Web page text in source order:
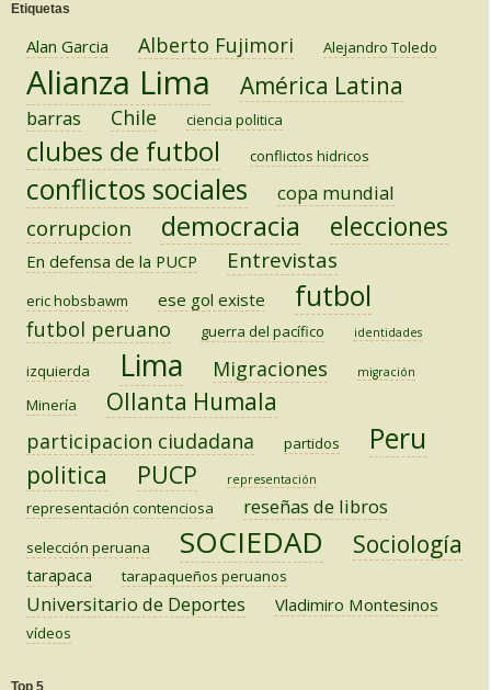
Etiquetas
Alan Garcia Alberto Fujimori Alejandro Toledo
Alianza Lima América Latina
barras Chile ciencia politica
clubes de futbol conflictos hidricos
conflictos sociales copa mundial
corrupcion democracia elecciones
En defensa de la PUCP Entrevistas
eric hobsbawm ese gol existe futbol
futbol peruano guerra del pacífico identidades
izquierda Lima Migraciones migración
Minería Ollanta Humala
participacion ciudadana partidos Peru
politica PUCP representación
representación contenciosa reseñas de libros
selección peruana SOCIEDAD Sociología
tarapaca tarapaqueños peruanos
Universitario de Deportes Vladimiro Montesinos
vídeos